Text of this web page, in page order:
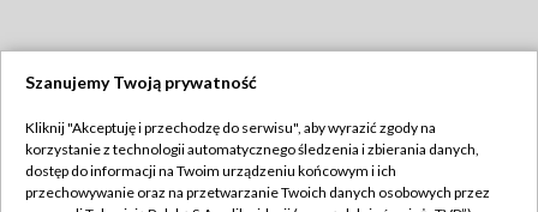
TVP
Abonament TVP
Regulamin TVP
Szanujemy Twoją prywatność
Kliknij "Akceptuję i przechodzę do serwisu", aby wyrazić zgody na
korzystanie z technologii automatycznego śledzenia i zbierania danych,
dostęp do informacji na Twoim urządzeniu końcowym i ich
przechowywanie oraz na przetwarzanie Twoich danych osobowych przez